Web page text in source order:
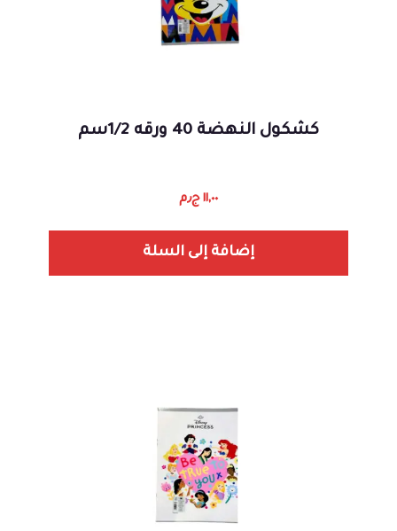
كشكول النهضة 40 ورقه 1/2سم
١١,٠٠ ج٫م
إضافة إلى السلة